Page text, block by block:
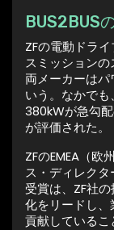
BUS2BUS
ZFの電動ドラ
スミッション
両メーカーは
いう。なかで
380kWが急勾
が評価された。
ZFのEMEA（欧
ス・ディレク
受賞は、ZF社
化をリードし
貢献しているこ